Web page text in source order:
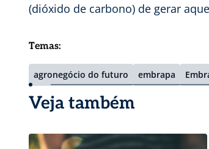
(dióxido de carbono) de gerar
Temas:
agronegócio do futuro embrapa
Veja também